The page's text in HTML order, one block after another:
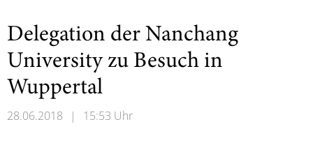
Delegation der Nanchang
University zu Besuch in
Wuppertal
28.06.2018 | 15:53 Uhr